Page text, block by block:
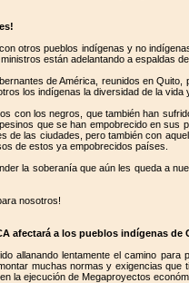
otros pueblos indígenas y no
están adelantando a espaldas
de América, reunidos en
los indígenas la diversidad de la
con los negros, que también han
que se han empobrecido en sus
de las ciudades, pero también con
de estos ya empobrecidos países.
la soberanía que aún les queda a
nosotros!
afectará a los pueblos indígenas de
allanando lentamente el camino
muchas normas y exigencias que
la ejecución de Megaproyectos